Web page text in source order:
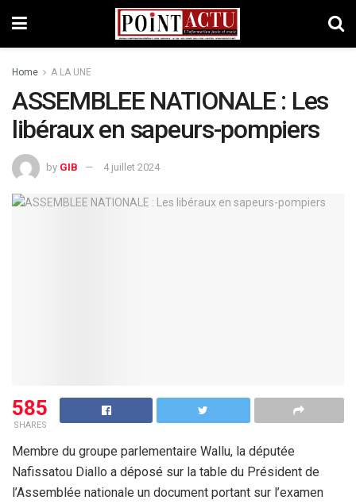
Home A LA UNE
ASSEMBLEE NATIONALE : Les
libéraux en sapeurs-pompiers
by GIB 4 juillet 2024
585
SHARES
Membre du groupe parlementaire Wallu, la députée
Nafissatou Diallo a déposé sur la table du Président de
l’Assemblée nationale un document portant sur l’examen